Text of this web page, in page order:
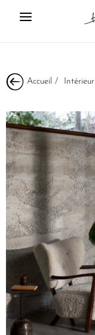
Accueil / Intérieur